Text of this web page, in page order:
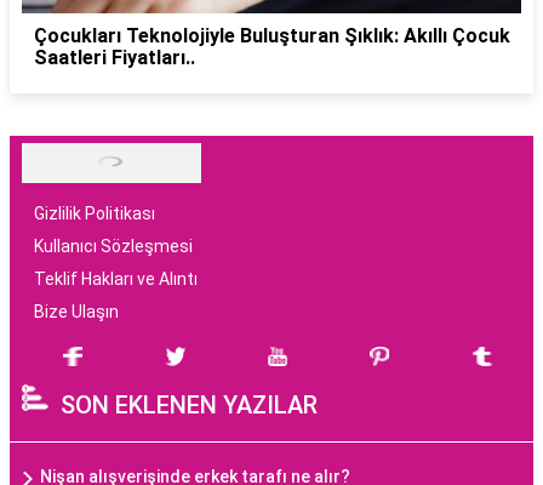
Çocukları Teknolojiyle Buluşturan Şıklık: Akıllı Çocuk
Saatleri Fiyatları..
Gizlilik Politikası
Kullanıcı Sözleşmesi
Teklif Hakları ve Alıntı
Bize Ulaşın
SON EKLENEN YAZILAR
Nişan alışverişinde erkek tarafı ne alır?